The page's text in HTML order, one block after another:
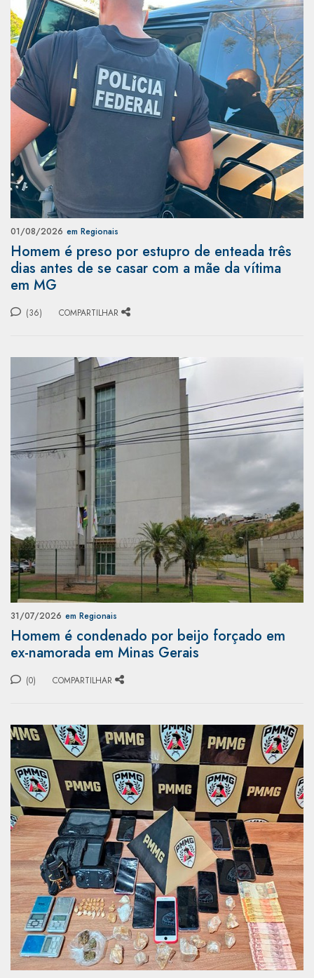
01/08/2026 em Regionais
Homem é preso por estupro de enteada três
dias antes de se casar com a mãe da vítima
em MG
(36) COMPARTILHAR
31/07/2026 em Regionais
Homem é condenado por beijo forçado em
ex-namorada em Minas Gerais
(0) COMPARTILHAR